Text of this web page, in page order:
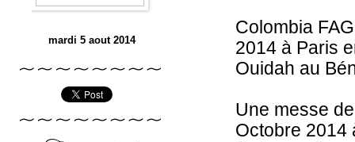
mardi 5 aout 2014
Colombia
2014 à Paris
Ouidah au
Une messe
Octobre 2014